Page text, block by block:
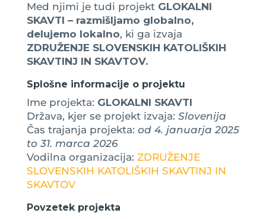
Med njimi je tudi projekt GLOKALNI
SKAVTI – razmišljamo globalno,
delujemo lokalno, ki ga izvaja
ZDRUŽENJE SLOVENSKIH KATOLIŠKIH
SKAVTINJ IN SKAVTOV.
Splošne informacije o projektu
Ime projekta: GLOKALNI SKAVTI
Država, kjer se projekt izvaja: Slovenija
Čas trajanja projekta: od 4. januarja 2025
to 31. marca 2026
Vodilna organizacija: ZDRUŽENJE
SLOVENSKIH KATOLIŠKIH SKAVTINJ IN
SKAVTOV
Povzetek projekta